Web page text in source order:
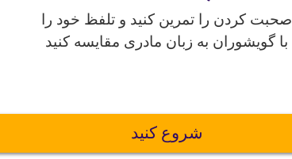
صحبت کردن را تمرین کنید و تلفظ خود را
با گویشوران به زبان مادری مقایسه کنید
شروع کنید